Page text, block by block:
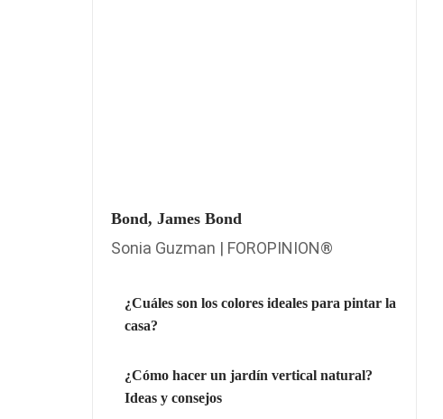
Bond, James Bond
Sonia Guzman | FOROPINION®
¿Cuáles son los colores ideales para pintar la
casa?
¿Cómo hacer un jardín vertical natural?
Ideas y consejos